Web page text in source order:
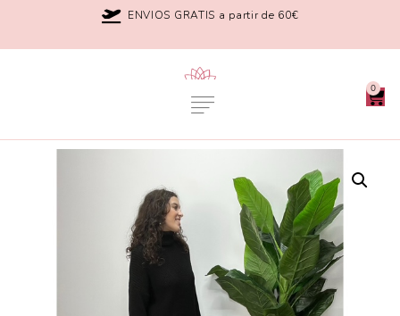
ENVIOS GRATIS a partir de 60€
0